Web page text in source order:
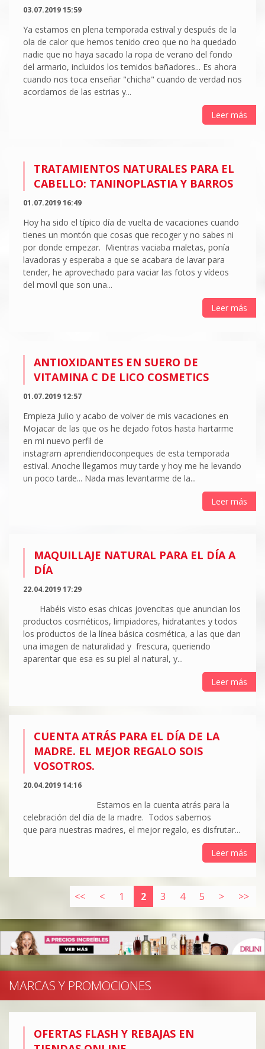
03.07.2019 15:59
Ya estamos en plena temporada estival y después de la
ola de calor que hemos tenido creo que no ha quedado
nadie que no haya sacado la ropa de verano del fondo
del armario, incluidos los temidos bañadores... Es ahora
cuando nos toca enseñar "chicha" cuando de verdad nos
acordamos de las estrias y...
Leer más
TRATAMIENTOS NATURALES PARA EL
CABELLO: TANINOPLASTIA Y BARROS
01.07.2019 16:49
Hoy ha sido el típico día de vuelta de vacaciones cuando
tienes un montón que cosas que recoger y no sabes ni
por donde empezar. Mientras vaciaba maletas, ponía
lavadoras y esperaba a que se acabara de lavar para
tender, he aprovechado para vaciar las fotos y vídeos
del movil que son una...
Leer más
ANTIOXIDANTES EN SUERO DE
VITAMINA C DE LICO COSMETICS
01.07.2019 12:57
Empieza Julio y acabo de volver de mis vacaciones en
Mojacar de las que os he dejado fotos hasta hartarme
en mi nuevo perfil de
instagram aprendiendoconpeques de esta temporada
estival. Anoche llegamos muy tarde y hoy me he levando
un poco tarde... Nada mas levantarme de la...
Leer más
MAQUILLAJE NATURAL PARA EL DÍA A
DÍA
22.04.2019 17:29
Habéis visto esas chicas jovencitas que anuncian los
productos cosméticos, limpiadores, hidratantes y todos
los productos de la línea básica cosmética, a las que dan
una imagen de naturalidad y frescura, queriendo
aparentar que esa es su piel al natural, y...
Leer más
CUENTA ATRÁS PARA EL DÍA DE LA
MADRE. EL MEJOR REGALO SOIS
VOSOTROS.
20.04.2019 14:16
Estamos en la cuenta atrás para la
celebración del día de la madre. Todos sabemos
que para nuestras madres, el mejor regalo, es disfrutar...
Leer más
<< < 1 2 3 4 5 > >>
MARCAS Y PROMOCIONES
OFERTAS FLASH Y REBAJAS EN